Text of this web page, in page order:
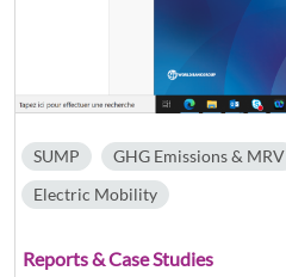
SUMP GHG Emissions & MRV
Electric Mobility
Reports & Case Studies